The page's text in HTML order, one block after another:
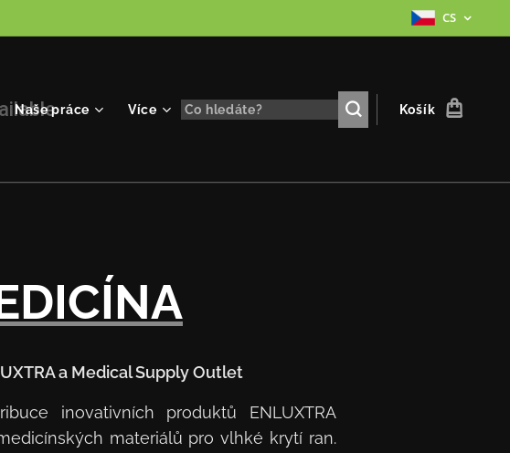
CS
Naše práce Více Košík
a Medical Supply Outlet
inovativních produktů ENLUXTRA
materiálů pro vlhké krytí ran.